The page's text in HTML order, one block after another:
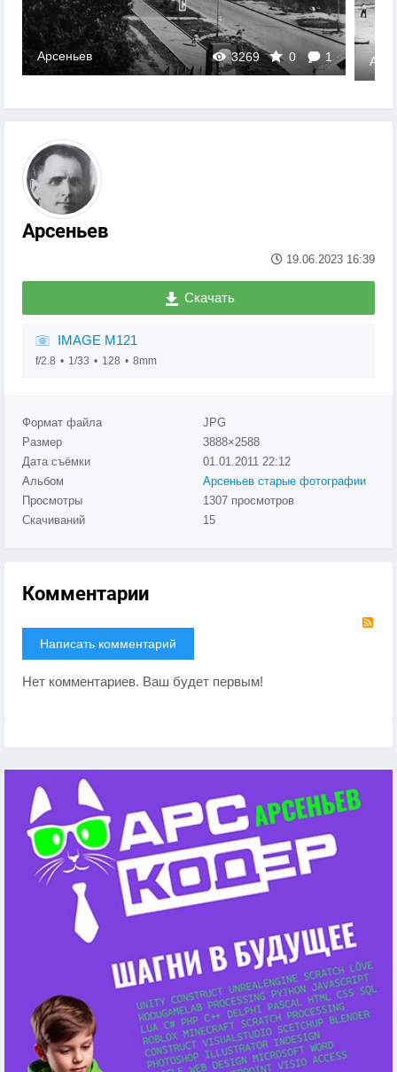
3269 0 1
Арсеньев
Арсеньев
19.06.2023 16:39
Скачать
IMAGE M121
f/2.8 1/33 128 8mm
Формат файла
JPG
Размер
3888×2588
Дата съёмки
01.01.2011 22:12
Альбом
Арсеньев старые фотографии
Просмотры
1307 просмотров
Скачиваний
15
Комментарии
Написать комментарий
Нет комментариев. Ваш будет первым!